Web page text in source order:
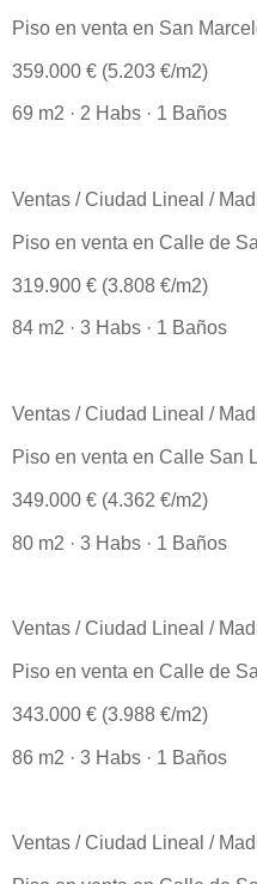
Piso en venta en San
359.000 € (5.203 €/m2)
69 m2 · 2 Habs · 1 Baños
Ventas / Ciudad Lineal /
Piso en venta en Calle de
319.900 € (3.808 €/m2)
84 m2 · 3 Habs · 1 Baños
Ventas / Ciudad Lineal /
Piso en venta en Calle San
349.000 € (4.362 €/m2)
80 m2 · 3 Habs · 1 Baños
Ventas / Ciudad Lineal /
Piso en venta en Calle de
343.000 € (3.988 €/m2)
86 m2 · 3 Habs · 1 Baños
Ventas / Ciudad Lineal /